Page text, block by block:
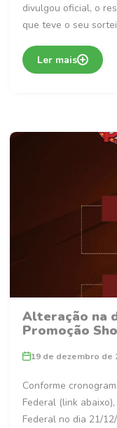
divulgou oficial, o
que teve o seu
Ler mais
Alteração na
Promoção
19 de dezembro de
Conforme
Federal (link
Federal no dia 21/